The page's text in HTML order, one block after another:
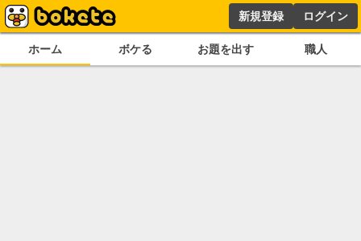
新規登録 ログイン
ホーム ボケる お題を出す 職人